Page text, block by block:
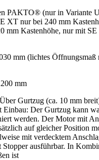
PAKTO® (nur in Variante
XT nur bei 240 mm
mm Kastenhöhe, nur mit SE
mm (lichtes Öffnungsmaß
mm
Über Gurtzug (ca. 10 mm
Einbau: Der Gurtzug kann
werden. Der Motor mit
auf gleicher Position
mit verdecktem
ausführbar. In
ist